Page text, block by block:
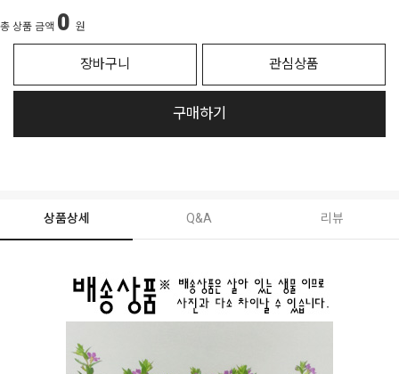
총 상품 금액 0 원
장바구니 관심상품
구매하기
상품상세 Q&A 리뷰